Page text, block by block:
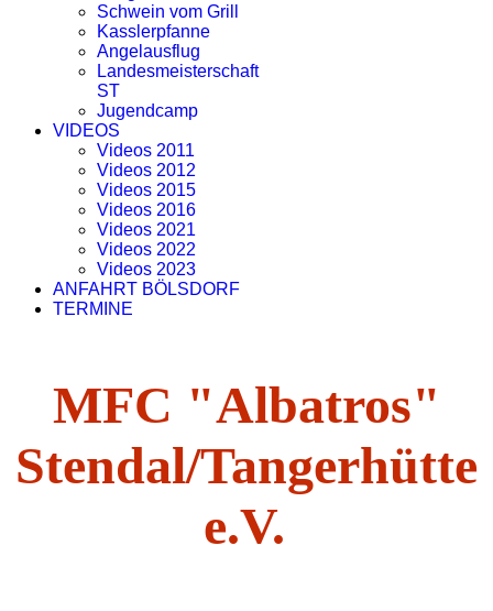
Schwein vom Grill
Kasslerpfanne
Angelausflug
Landesmeisterschaft
ST
Jugendcamp
VIDEOS
Videos 2011
Videos 2012
Videos 2015
Videos 2016
Videos 2021
Videos 2022
Videos 2023
ANFAHRT BÖLSDORF
TERMINE
MFC "Albatros"
Stendal/Tangerhütte
e.V.